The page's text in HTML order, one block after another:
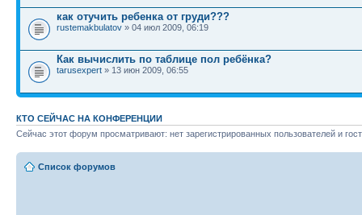
как отучить ребенка от груди???
rustemakbulatov » 04 июл 2009, 06:19
Как вычислить по таблице пол ребёнка?
tarusexpert » 13 июн 2009, 06:55
КТО СЕЙЧАС НА КОНФЕРЕНЦИИ
Сейчас этот форум просматривают: нет зарегистрированных пользователей и
Список форумов